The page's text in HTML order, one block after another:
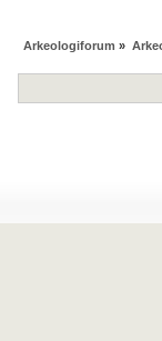
Arkeologiforum »